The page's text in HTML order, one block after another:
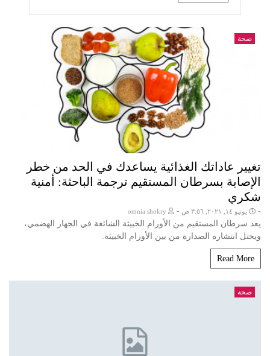
صحة
تغيير عاداتك الغذائية يساعدك في الحد من خطر
الإصابة بسرطان المستقيم ترجمة الباحثة: أمنية
شكري
- يونيو ١٤, ٢٠٢١, ٣:٥٦ ص -
يعد سرطان المستقيم من الأورام الخبيثة الشائعة في الجهاز الهضمي،
ويحتل انتشاره الصدارة من بين الأورام الخبيثة.
Read More
صحة